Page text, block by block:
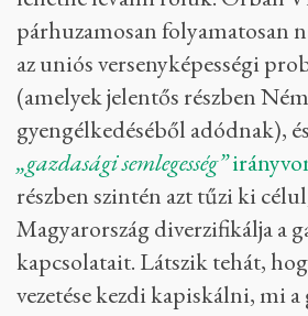
párhuzamosan folyamatosan
az uniós versenyképességi
(amelyek jelentős részben
gyengélkedéséből adódnak), és
„gazdasági semlegesség”
részben szintén azt tűzi ki
Magyarország diverzifikálja a
kapcsolatait. Látszik tehát,
vezetése kezdi kapiskálni, mi a